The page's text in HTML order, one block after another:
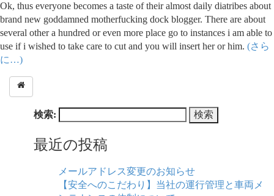
Ok, thus everyone becomes a taste of their almost daily diatribes about
brand new goddamned motherfucking dock blogger. There are about
several other a hundred or even more place go to instances i am able to
use if i wished to take care to cut and you will insert her or him. (さら
に…)
検索:
最近の投稿
メールアドレス変更のお知らせ
【安全へのこだわり】当社の運行管理と車両メ